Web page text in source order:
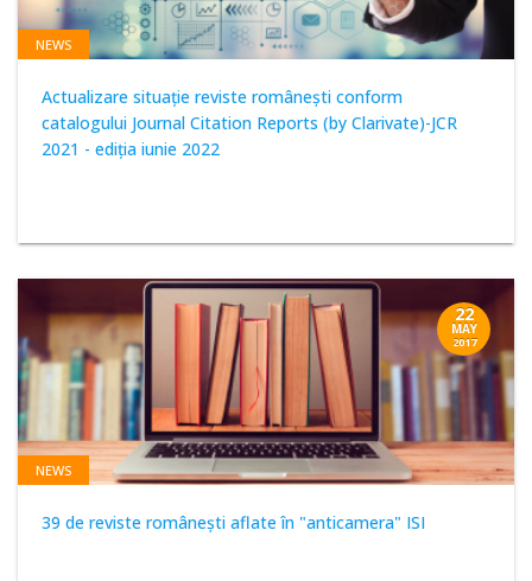
NEWS
Actualizare situație reviste româneşti conform
catalogului Journal Citation Reports (by Clarivate)-JCR
2021 - ediţia iunie 2022
22
MAY
2017
NEWS
39 de reviste româneşti aflate în "anticamera" ISI